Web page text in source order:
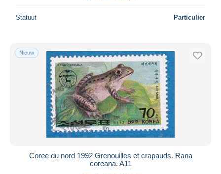
Statuut Particulier
Nieuw
Coree du nord 1992 Grenouilles et crapauds. Rana
coreana. A11